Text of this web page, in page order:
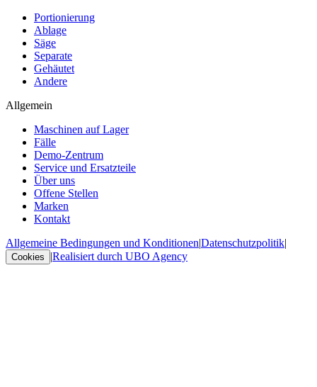
Portionierung
Ablage
Säge
Separate
Gehäutet
Andere
Allgemein
Maschinen auf Lager
Fälle
Demo-Zentrum
Service und Ersatzteile
Über uns
Offene Stellen
Marken
Kontakt
Allgemeine Bedingungen und Konditionen|Datenschutzpolitik|
Cookies |Realisiert durch UBO Agency